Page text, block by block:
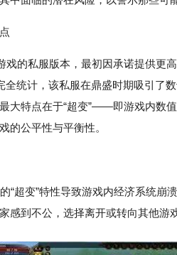
戏的私服版本，最初因承诺提供更
全统计，该私服在鼎盛时期吸引了
大特点在于“超变”——即游戏内数
的公平性与平衡性。
“超变”特性导致游戏内经济系统
感到不公，选择离开或转向其他游戏